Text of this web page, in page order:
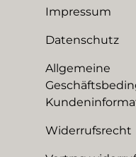
Impressum
Datenschutz
Allgemeine
Widerrufsrecht